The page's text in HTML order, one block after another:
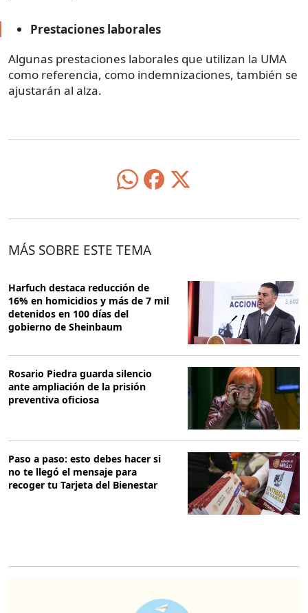
Prestaciones laborales
Algunas prestaciones laborales que utilizan la UMA
como referencia, como indemnizaciones, también se
ajustarán al alza.
MÁS SOBRE ESTE TEMA
Harfuch destaca reducción de
16% en homicidios y más de 7 mil
detenidos en 100 días del
gobierno de Sheinbaum
Rosario Piedra guarda silencio
ante ampliación de la prisión
preventiva oficiosa
Paso a paso: esto debes hacer si
no te llegó el mensaje para
recoger tu Tarjeta del Bienestar